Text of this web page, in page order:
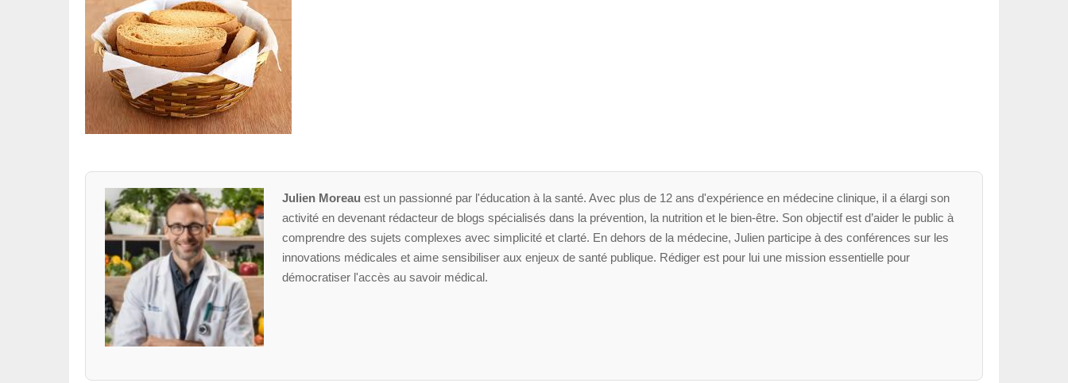
Julien Moreau est un passionné par l'éducation à la santé. Avec plus de 12 ans d'expérience en médecine clinique, il a élargi son
activité en devenant rédacteur de blogs spécialisés dans la prévention, la nutrition et le bien-être. Son objectif est d’aider le public à
comprendre des sujets complexes avec simplicité et clarté. En dehors de la médecine, Julien participe à des conférences sur les
innovations médicales et aime sensibiliser aux enjeux de santé publique. Rédiger est pour lui une mission essentielle pour
démocratiser l'accès au savoir médical.